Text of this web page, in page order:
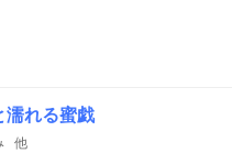
濡れる蜜戯
他